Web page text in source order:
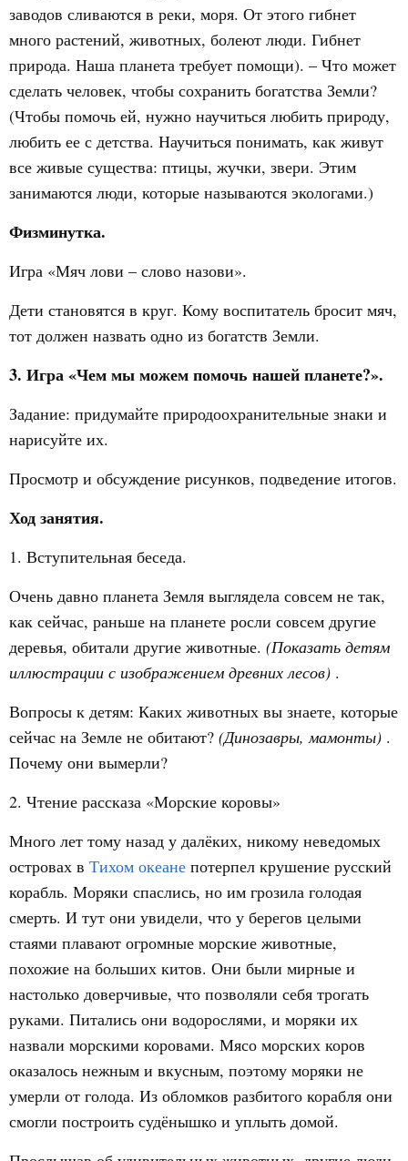
заводов сливаются в реки, моря. От этого гибнет
много растений, животных, болеют люди. Гибнет
природа. Наша планета требует помощи). – Что может
сделать человек, чтобы сохранить богатства Земли?
(Чтобы помочь ей, нужно научиться любить природу,
любить ее с детства. Научиться понимать, как живут
все живые существа: птицы, жучки, звери. Этим
занимаются люди, которые называются экологами.)
Физминутка.
Игра «Мяч лови – слово назови».
Дети становятся в круг. Кому воспитатель бросит мяч,
тот должен назвать одно из богатств Земли.
3. Игра «Чем мы можем помочь нашей планете?».
Задание: придумайте природоохранительные знаки и
нарисуйте их.
Просмотр и обсуждение рисунков, подведение итогов.
Ход занятия.
1. Вступительная беседа.
Очень давно планета Земля выглядела совсем не так,
как сейчас, раньше на планете росли совсем другие
деревья, обитали другие животные. (Показать детям
иллюстрации с изображением древних лесов) .
Вопросы к детям: Каких животных вы знаете, которые
сейчас на Земле не обитают? (Динозавры, мамонты) .
Почему они вымерли?
2. Чтение рассказа «Морские коровы»
Много лет тому назад у далёких, никому неведомых
островах в Тихом океане потерпел крушение русский
корабль. Моряки спаслись, но им грозила голодая
смерть. И тут они увидели, что у берегов целыми
стаями плавают огромные морские животные,
похожие на больших китов. Они были мирные и
настолько доверчивые, что позволяли себя трогать
руками. Питались они водорослями, и моряки их
назвали морскими коровами. Мясо морских коров
оказалось нежным и вкусным, поэтому моряки не
умерли от голода. Из обломков разбитого корабля они
смогли построить судёнышко и уплыть домой.